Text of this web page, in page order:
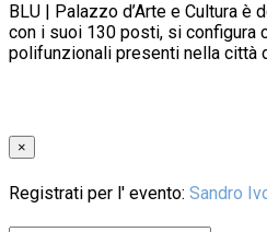
BLU | Palazzo d’Arte e Cultura è
con i suoi 130 posti, si configura
polifunzionali presenti nella città
×
Registrati per l' evento: Sandro